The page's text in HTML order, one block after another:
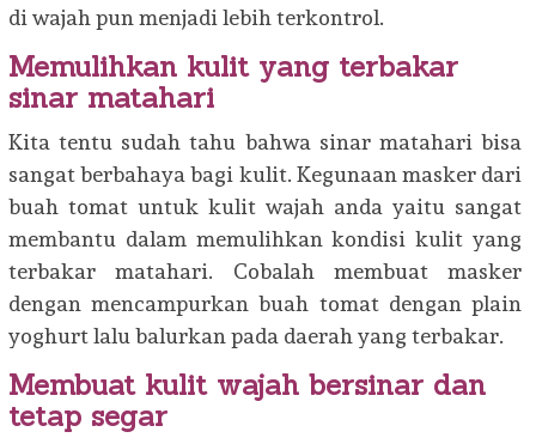
di wajah pun menjadi lebih terkontrol.
Memulihkan kulit yang terbakar
sinar matahari
Kita tentu sudah tahu bahwa sinar matahari bisa
sangat berbahaya bagi kulit. Kegunaan masker dari
buah tomat untuk kulit wajah anda yaitu sangat
membantu dalam memulihkan kondisi kulit yang
terbakar matahari. Cobalah membuat masker
dengan mencampurkan buah tomat dengan plain
yoghurt lalu balurkan pada daerah yang terbakar.
Membuat kulit wajah bersinar dan
tetap segar